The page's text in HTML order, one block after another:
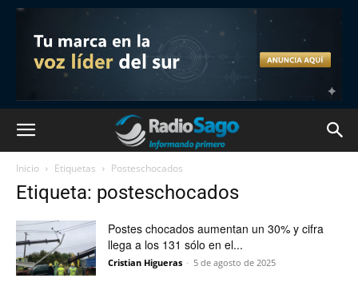
Inicio Etiquetas Posteschocados
Etiqueta: posteschocados
Postes chocados aumentan un 30% y cifra
llega a los 131 sólo en el...
Cristian Higueras - 5 de agosto de 2025